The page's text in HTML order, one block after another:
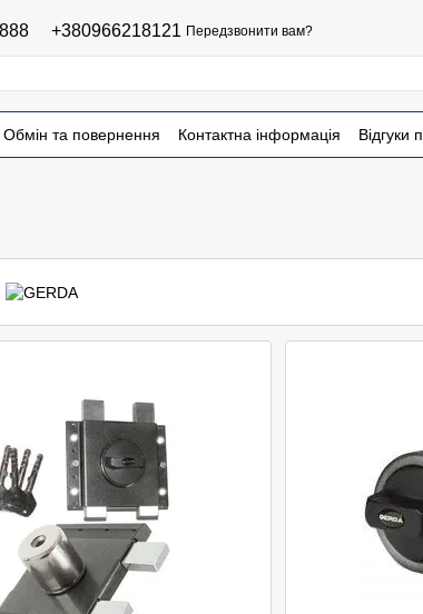
+380966218121 Передзвонити вам?
Обмін та повернення Контактна інформація Відгуки